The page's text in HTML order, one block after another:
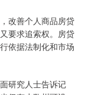
改善个人商品房贷
要求追索权。房贷
依据法制化和市场
研究人士告诉记